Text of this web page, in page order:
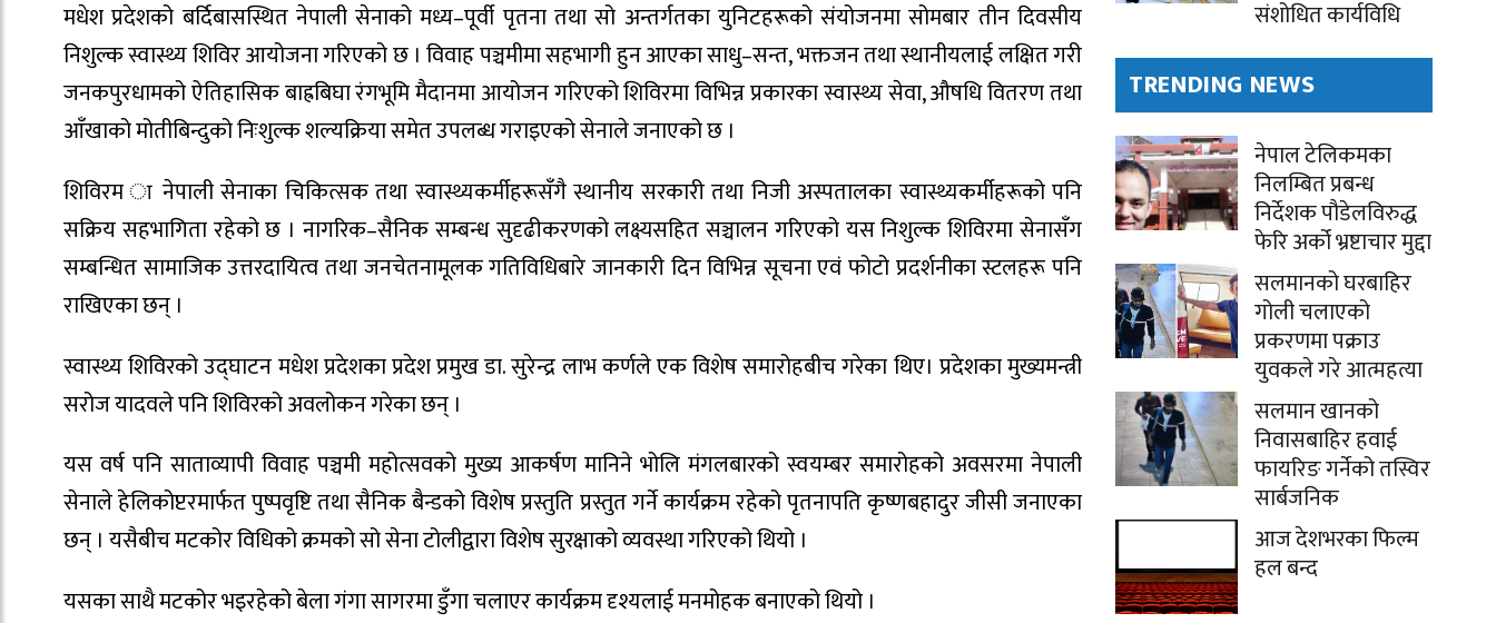
मधेश प्रदेशको बर्दिबासस्थित नेपाली सेनाको मध्य–पूर्वी पृतना तथा सो अन्तर्गतका युनिटहरूको संयोजनमा सोमबार तीन दिवसीय
निशुल्क स्वास्थ्य शिविर आयोजना गरिएको छ । विवाह पञ्चमीमा सहभागी हुन आएका साधु–सन्त, भक्तजन तथा स्थानीयलाई लक्षित गरी
जनकपुरधामको ऐतिहासिक बाह्रबिघा रंगभूमि मैदानमा आयोजन गरिएको शिविरमा विभिन्न प्रकारका स्वास्थ्य सेवा, औषधि वितरण तथा
आँखाको मोतीबिन्दुको निःशुल्क शल्यक्रिया समेत उपलब्ध गराइएको सेनाले जनाएको छ ।
शिविरम ा नेपाली सेनाका चिकित्सक तथा स्वास्थ्यकर्मीहरूसँगै स्थानीय सरकारी तथा निजी अस्पतालका स्वास्थ्यकर्मीहरूको पनि
सक्रिय सहभागिता रहेको छ । नागरिक–सैनिक सम्बन्ध सुदृढीकरणको लक्ष्यसहित सञ्चालन गरिएको यस निशुल्क शिविरमा सेनासँग
सम्बन्धित सामाजिक उत्तरदायित्व तथा जनचेतनामूलक गतिविधिबारे जानकारी दिन विभिन्न सूचना एवं फोटो प्रदर्शनीका स्टलहरू पनि
राखिएका छन् ।
स्वास्थ्य शिविरको उद्घाटन मधेश प्रदेशका प्रदेश प्रमुख डा. सुरेन्द्र लाभ कर्णले एक विशेष समारोहबीच गरेका थिए। प्रदेशका मुख्यमन्त्री
सरोज यादवले पनि शिविरको अवलोकन गरेका छन् ।
यस वर्ष पनि साताव्यापी विवाह पञ्चमी महोत्सवको मुख्य आकर्षण मानिने भोलि मंगलबारको स्वयम्बर समारोहको अवसरमा नेपाली
सेनाले हेलिकोप्टरमार्फत पुष्पवृष्टि तथा सैनिक बैन्डको विशेष प्रस्तुति प्रस्तुत गर्ने कार्यक्रम रहेको पृतनापति कृष्णबहादुर जीसी जनाएका
छन् । यसैबीच मटकोर विधिको क्रमको सो सेना टोलीद्वारा विशेष सुरक्षाको व्यवस्था गरिएको थियो ।
यसका साथै मटकोर भइरहेको बेला गंगा सागरमा डुँगा चलाएर कार्यक्रम दृश्यलाई मनमोहक बनाएको थियो ।
संशोधित कार्यविधि
TRENDING NEWS
नेपाल टेलिकमका
निलम्बित प्रबन्ध
निर्देशक पौडेलविरुद्ध
फेरि अर्को भ्रष्टाचार मुद्दा
सलमानको घरबाहिर
गोली चलाएको
प्रकरणमा पक्राउ
युवकले गरे आत्महत्या
सलमान खानको
निवासबाहिर हवाई
फायरिङ गर्नेको तस्विर
सार्बजनिक
आज देशभरका फिल्म
हल बन्द